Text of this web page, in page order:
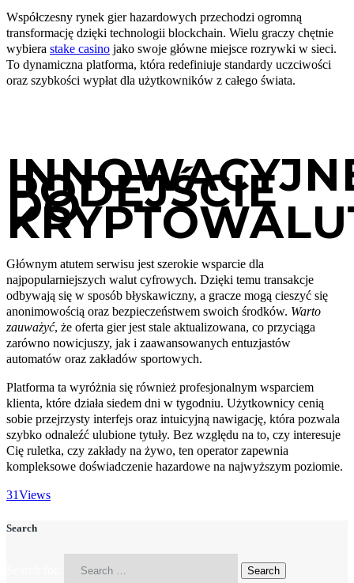
Współczesny rynek gier hazardowych przechodzi ogromną
transformację dzięki technologii blockchain. Wielu graczy chętnie
wybiera stake casino jako swoje główne miejsce rozrywki w sieci.
To dynamiczna platforma, która redefiniuje standardy uczciwości
oraz szybkości wypłat dla użytkowników z całego świata.
PODEJŚCIE
DO
Głównym atutem serwisu jest szerokie wsparcie dla
najpopularniejszych walut cyfrowych. Dzięki temu transakcje
odbywają się w sposób błyskawiczny, a gracze mogą cieszyć się
anonimowością oraz bezpieczeństwem swoich środków. Warto
zauważyć, że oferta gier jest stale aktualizowana, co przyciąga
zarówno nowicjuszy, jak i zaawansowanych entuzjastów
automatów oraz zakładów sportowych.
Platforma ta wyróżnia się również profesjonalnym wsparciem
klienta, które działa siedem dni w tygodniu. Użytkownicy cenią
sobie przejrzysty interfejs oraz intuicyjną nawigację, która pozwala
szybko odnaleźć ulubione tytuły. Bez względu na to, czy interesuje
Cię ruletka, czy zakłady na żywo, ten operator zapewnia
kompleksowe doświadczenie hazardowe na najwyższym poziomie.
31Views
Search